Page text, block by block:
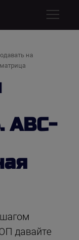
на
АВС-
давайте